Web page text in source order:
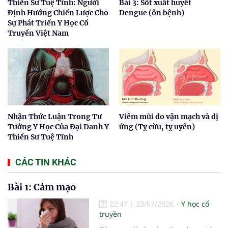
Thiền Sư Tuệ Tĩnh: Người
Định Hướng Chiến Lược Cho
Sự Phát Triển Y Học Cổ
Truyền Việt Nam
Bài 3: Sốt xuất huyết
Dengue (ôn bệnh)
Nhận Thức Luận Trong Tư
Tưởng Y Học Của Đại Danh Y
Thiền Sư Tuệ Tĩnh
Viêm mũi do vận mạch và dị
ứng (Tỵ cừu, tỵ uyên)
CÁC TIN KHÁC
Bài 1: Cảm mạo
22:47 | 23/07/2026
Y học cổ
truyền